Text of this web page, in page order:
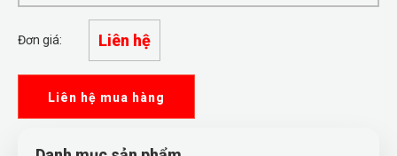
Đơn giá: Liên hệ
Liên hệ mua hàng